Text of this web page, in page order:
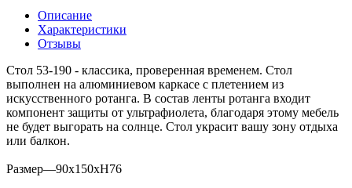
Описание
Характеристики
Отзывы
Стол 53-190 - классика, проверенная временем. Стол
выполнен на алюминиевом каркасе с плетением из
искусственного ротанга. В состав ленты ротанга входит
компонент защиты от ультрафиолета, благодаря этому мебель
не будет выгорать на солнце. Стол украсит вашу зону отдыха
или балкон.
Размер—90х150хH76